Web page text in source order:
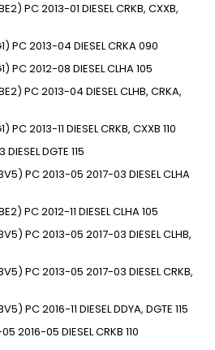
PC2013-01 DIESELCRKB, CXXB,
PC2013-04 DIESELCRKA090
PC2012-08 DIESELCLHA105
PC2013-04 DIESELCLHB, CRKA,
PC2013-11 DIESELCRKB, CXXB 110
DIESELDGTE 115
PC2013-05 2017-03 DIESELCLHA
PC2012-11 DIESELCLHA105
PC2013-05 2017-03 DIESELCLHB,
PC2013-05 2017-03 DIESELCRKB,
PC2016-11 DIESELDDYA, DGTE 115
2016-05 DIESELCRKB 110